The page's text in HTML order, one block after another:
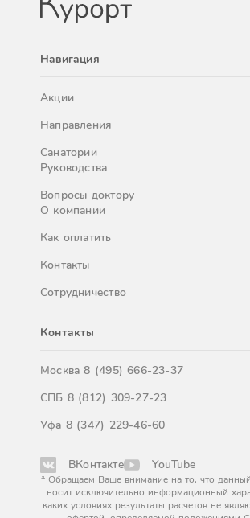
Навигация
Акции
Направления
Санатории
Руководства
Вопросы доктору
О компании
Как оплатить
Контакты
Сотрудничество
Контакты
Москва8 (495) 666-23-37
СПБ 8 (812) 309-27-23
Уфа 8 (347) 229-46-60
ВКонтакте YouTube
* Обращаем Ваше внимание на то, что
носит исключительно информационный
каких условиях результаты расчетов не